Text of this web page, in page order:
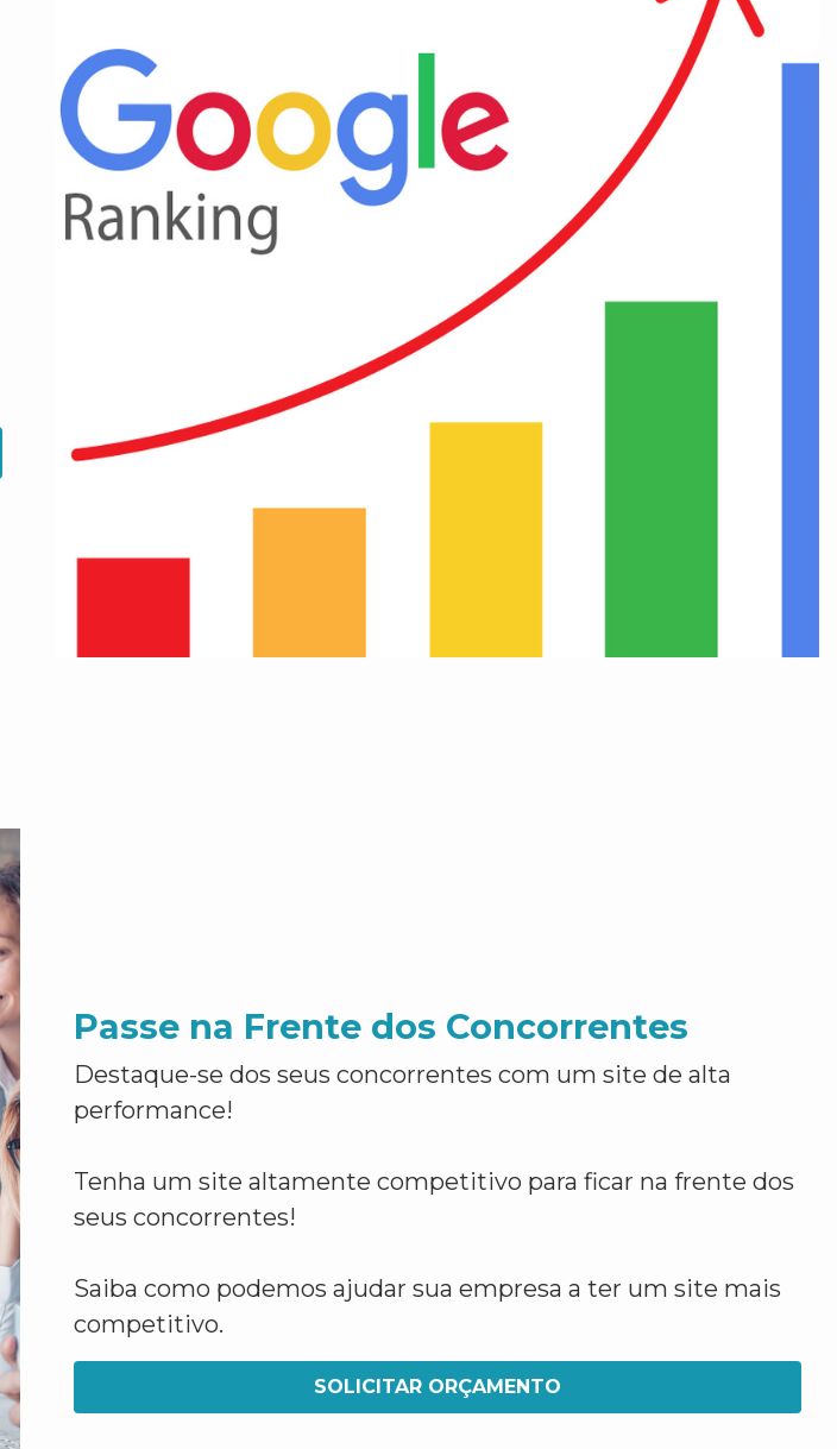
Passe na Frente dos Concorrentes
Destaque-se dos seus concorrentes com um site de alta
performance!
Tenha um site altamente competitivo para ficar na frente dos
seus concorrentes!
Saiba como podemos ajudar sua empresa a ter um site mais
competitivo.
SOLICITAR ORÇAMENTO